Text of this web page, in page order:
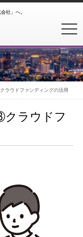
社」へ。
ウドファンディングの活用
ラウドフ